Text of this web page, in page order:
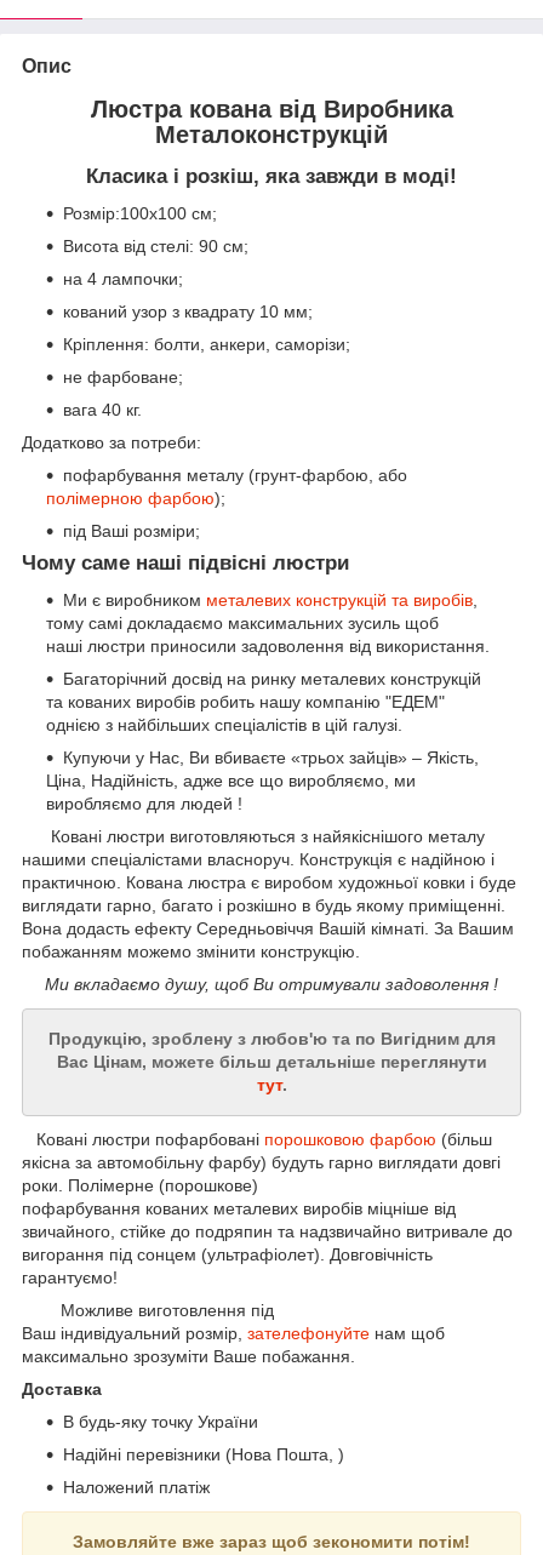
Опис
Люстра кована від Виробника
Металоконструкцій
Класика і розкіш, яка завжди в моді!
Розмір:100х100 см;
Висота від стелі: 90 см;
на 4 лампочки;
кований узор з квадрату 10 мм;
Кріплення: болти, анкери, саморізи;
не фарбоване;
вага 40 кг.
Додатково за потреби:
пофарбування металу (грунт-фарбою, або
полімерною фарбою);
під Ваші розміри;
Чому саме наші підвісні люстри
Ми є виробником металевих конструкцій та виробів
тому самі докладаємо максимальних зусиль щоб
наші люстри приносили задоволення від використання.
Багаторічний досвід на ринку металевих конструкцій
та кованих виробів робить нашу компанію "ЕДЕМ"
однією з найбільших спеціалістів в цій галузі.
Купуючи у Нас, Ви вбиваєте «трьох зайців» – Якість,
Ціна, Надійність, адже все що виробляємо, ми
виробляємо для людей !
Ковані люстри виготовляються з найякіснішого металу
нашими спеціалістами власноруч. Конструкція є надійною і
практичною. Кована люстра є виробом художньої ковки і буде
виглядати гарно, багато і розкішно в будь якому приміщенні.
Вона додасть ефекту Середньовіччя Вашій кімнаті. За Вашим
побажанням можемо змінити конструкцію.
Ми вкладаємо душу, щоб Ви отримували задоволення !
Продукцію, зроблену з любов'ю та по Вигідним для
Вас Цінам, можете більш детальніше переглянути
тут.
Ковані люстри пофарбовані порошковою фарбою (більш
якісна за автомобільну фарбу) будуть гарно виглядати довгі
роки. Полімерне (порошкове)
пофарбування кованих металевих виробів міцніше від
звичайного, стійке до подряпин та надзвичайно витривале до
вигорання під сонцем (ультрафіолет). Довговічність
гарантуємо!
Можливе виготовлення під
Ваш індивідуальний розмір, зателефонуйте нам щоб
максимально зрозуміти Ваше побажання.
Доставка
В будь-яку точку України
Надійні перевізники (Нова Пошта, )
Наложений платіж
Замовляйте вже зараз щоб зекономити потім!